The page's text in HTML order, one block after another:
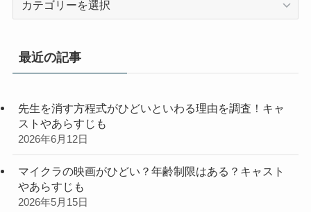
リ
最近の記事
先生を消す方程式がひどいといわる理由を調査！キャ
ストやあらすじも
2026年6月12日
マイクラの映画がひどい？年齢制限はある？キャスト
やあらすじも
2026年5月15日